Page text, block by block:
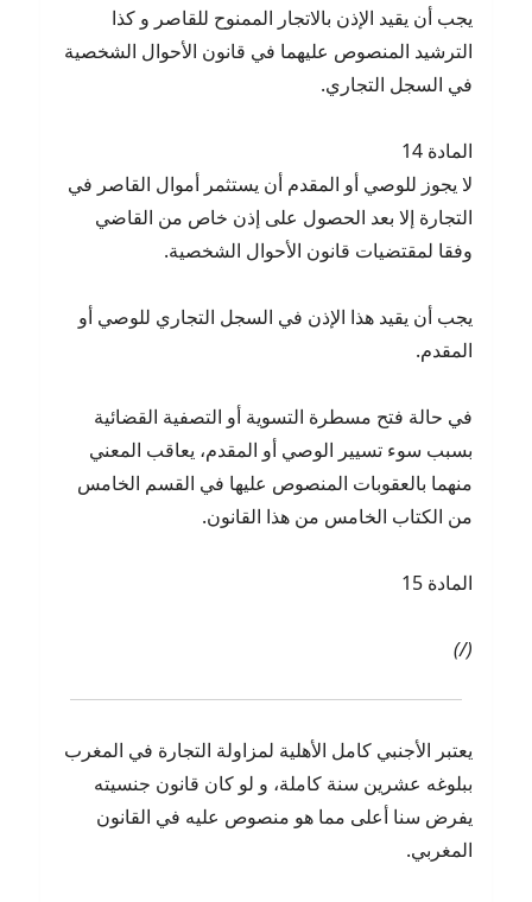
يجب أن يقيد الإذن بالاتجار الممنوح للقاصر و كذا
الترشيد المنصوص عليهما في قانون الأحوال الشخصية
في السجل التجاري.
المادة 14
لا يجوز للوصي أو المقدم أن يستثمر أموال القاصر في
التجارة إلا بعد الحصول على إذن خاص من القاضي
وفقا لمقتضيات قانون الأحوال الشخصية.
يجب أن يقيد هذا الإذن في السجل التجاري للوصي أو
المقدم.
في حالة فتح مسطرة التسوية أو التصفية القضائية
بسبب سوء تسيير الوصي أو المقدم، يعاقب المعني
منهما بالعقوبات المنصوص عليها في القسم الخامس
من الكتاب الخامس من هذا القانون.
المادة 15
(/)
يعتبر الأجنبي كامل الأهلية لمزاولة التجارة في المغرب
ببلوغه عشرين سنة كاملة، و لو كان قانون جنسيته
يفرض سنا أعلى مما هو منصوص عليه في القانون
المغربي.